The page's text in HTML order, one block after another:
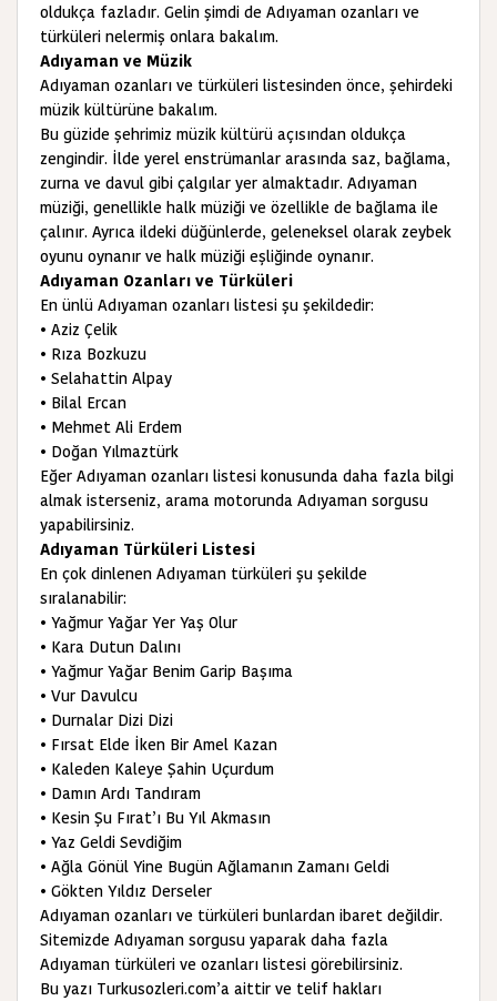
oldukça fazladır. Gelin şimdi de Adıyaman ozanları ve
türküleri nelermiş onlara bakalım.
Adıyaman ve Müzik
Adıyaman ozanları ve türküleri listesinden önce, şehirdeki
müzik kültürüne bakalım.
Bu güzide şehrimiz müzik kültürü açısından oldukça
zengindir. İlde yerel enstrümanlar arasında saz, bağlama,
zurna ve davul gibi çalgılar yer almaktadır. Adıyaman
müziği, genellikle halk müziği ve özellikle de bağlama ile
çalınır. Ayrıca ildeki düğünlerde, geleneksel olarak zeybek
oyunu oynanır ve halk müziği eşliğinde oynanır.
Adıyaman Ozanları ve Türküleri
En ünlü Adıyaman ozanları listesi şu şekildedir:
• Aziz Çelik
• Rıza Bozkuzu
• Selahattin Alpay
• Bilal Ercan
• Mehmet Ali Erdem
• Doğan Yılmaztürk
Eğer Adıyaman ozanları listesi konusunda daha fazla bilgi
almak isterseniz, arama motorunda Adıyaman sorgusu
yapabilirsiniz.
Adıyaman Türküleri Listesi
En çok dinlenen Adıyaman türküleri şu şekilde
sıralanabilir:
• Yağmur Yağar Yer Yaş Olur
• Kara Dutun Dalını
• Yağmur Yağar Benim Garip Başıma
• Vur Davulcu
• Durnalar Dizi Dizi
• Fırsat Elde İken Bir Amel Kazan
• Kaleden Kaleye Şahin Uçurdum
• Damın Ardı Tandıram
• Kesin Şu Fırat’ı Bu Yıl Akmasın
• Yaz Geldi Sevdiğim
• Ağla Gönül Yine Bugün Ağlamanın Zamanı Geldi
• Gökten Yıldız Derseler
Adıyaman ozanları ve türküleri bunlardan ibaret değildir.
Sitemizde Adıyaman sorgusu yaparak daha fazla
Adıyaman türküleri ve ozanları listesi görebilirsiniz.
Bu yazı Turkusozleri.com’a aittir ve telif hakları